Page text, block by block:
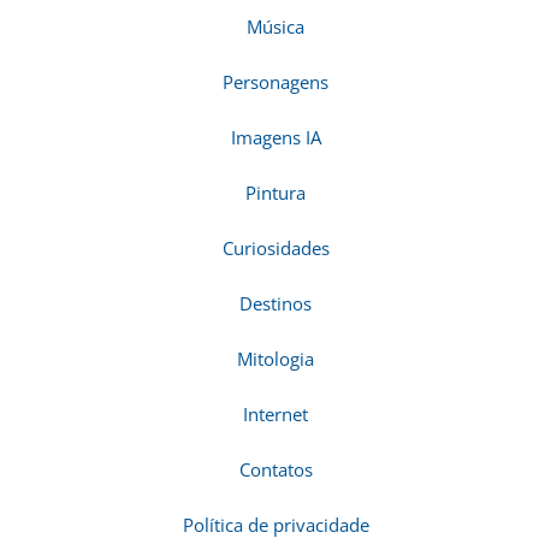
Música
Personagens
Imagens IA
Pintura
Curiosidades
Destinos
Mitologia
Internet
Contatos
Política de privacidade